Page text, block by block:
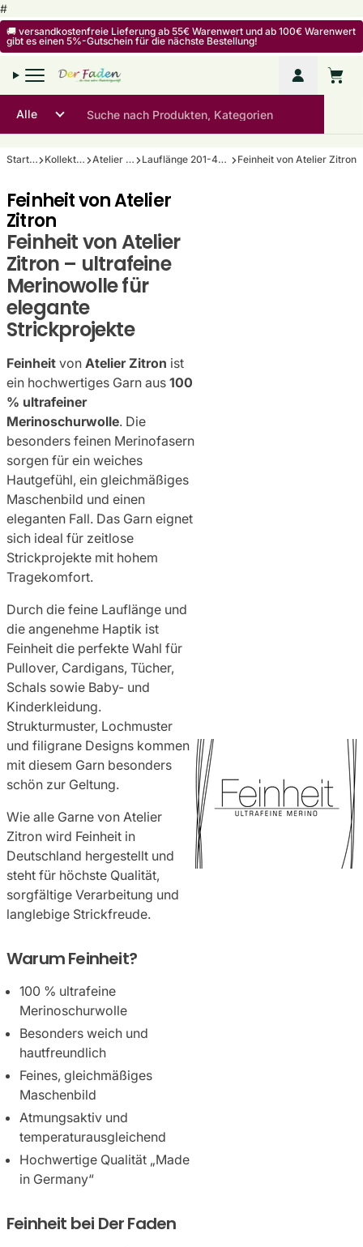
#Zum Inhalt springen
🚚 versandkostenfreie Lieferung ab 55€ Warenwert und ab 100€ Warenwert
gibt es einen 5%-Gutschein für die nächste Bestellung!
Mein
Startseite Kollektionen Atelier Zitron Lauflänge 201-400m/100g Feinheit von Atelier Zitron
Feinheit von Atelier
Zitron
Feinheit von Atelier
Zitron – ultrafeine
Merinowolle für
elegante
Strickprojekte
Feinheit von Atelier Zitron ist
ein hochwertiges Garn aus 100
% ultrafeiner
Merinoschurwolle. Die
besonders feinen Merinofasern
sorgen für ein weiches
Hautgefühl, ein gleichmäßiges
Maschenbild und einen
eleganten Fall. Das Garn eignet
sich ideal für zeitlose
Strickprojekte mit hohem
Tragekomfort.
Durch die feine Lauflänge und
die angenehme Haptik ist
Feinheit die perfekte Wahl für
Pullover, Cardigans, Tücher,
Schals sowie Baby- und
Kinderkleidung.
Strukturmuster, Lochmuster
und filigrane Designs kommen
mit diesem Garn besonders
schön zur Geltung.
Wie alle Garne von Atelier
Zitron wird Feinheit in
Deutschland hergestellt und
steht für höchste Qualität,
sorgfältige Verarbeitung und
langlebige Strickfreude.
Warum Feinheit?
100 % ultrafeine
Merinoschurwolle
Besonders weich und
hautfreundlich
Feines, gleichmäßiges
Maschenbild
Atmungsaktiv und
temperaturausgleichend
Hochwertige Qualität „Made
in Germany“
Feinheit bei Der Faden